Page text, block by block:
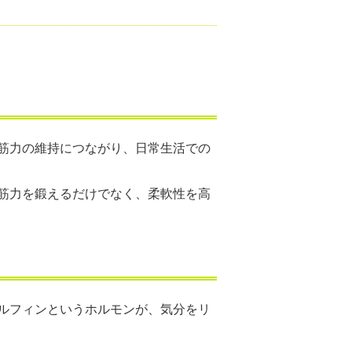
力の維持につながり、日常生活での
力を鍛えるだけでなく、柔軟性を高
ィンというホルモンが、気分をリ